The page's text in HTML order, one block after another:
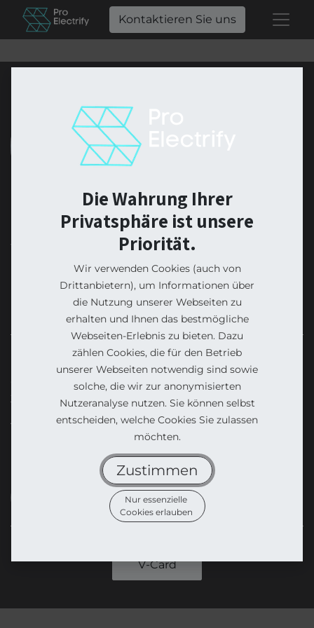
Kontaktieren Sie uns
Julian Leigh
Elektrotechniker / Projektleiter
ProElectrify AG
Goebenstraße 95-99
32051 Herford
Telefon: +49 5221 9944044
+49 176 56534319
julian.leigh@proelectrify.de
V-Card
Die Wahrung Ihrer
Privatsphäre ist unsere
Priorität.
Wir verwenden Cookies (auch von
Drittanbietern), um Informationen über
die Nutzung unserer Webseiten zu
erhalten und Ihnen das bestmögliche
Webseiten-Erlebnis zu bieten. Dazu
zählen Cookies, die für den Betrieb
unserer Webseiten notwendig sind sowie
solche, die wir zur anonymisierten
Nutzeranalyse nutzen. Sie können selbst
entscheiden, welche Cookies Sie zulassen
möchten.
Zustimmen
Nur essenzielle
Cookies erlauben